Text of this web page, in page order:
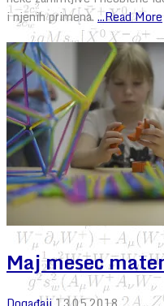
i njenih primena. ...Read More
Maj mesec